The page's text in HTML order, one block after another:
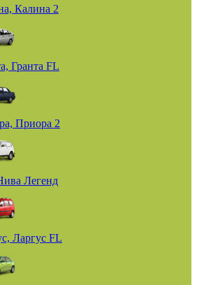
Калина 2
Гранта FL
Приора 2
Легенд
Ларгус FL